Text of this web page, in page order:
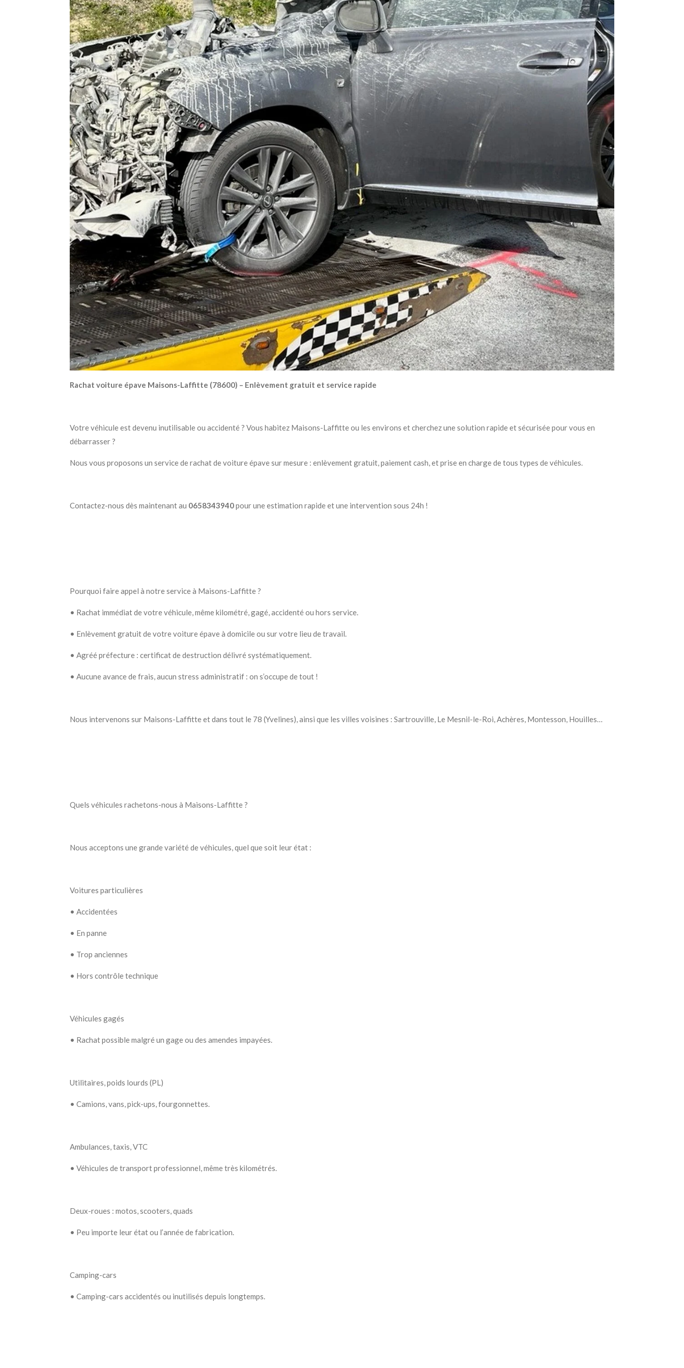
Rachat voiture épave Maisons-Laffitte (78600) – Enlèvement gratuit et service rapide
Votre véhicule est devenu inutilisable ou accidenté ? Vous habitez Maisons-Laffitte ou les environs et cherchez une solution rapide et sécurisée pour vous en
débarrasser ?
Nous vous proposons un service de rachat de voiture épave sur mesure : enlèvement gratuit, paiement cash, et prise en charge de tous types de véhicules.
Contactez-nous dès maintenant au 0658343940pour une estimation rapide et une intervention sous 24h !
Pourquoi faire appel à notre service à Maisons-Laffitte ?
• Rachat immédiat de votre véhicule, même kilométré, gagé, accidenté ou hors service.
• Enlèvement gratuit de votre voiture épave à domicile ou sur votre lieu de travail.
• Agréé préfecture : certificat de destruction délivré systématiquement.
• Aucune avance de frais, aucun stress administratif : on s’occupe de tout !
Nous intervenons sur Maisons-Laffitte et dans tout le 78 (Yvelines), ainsi que les villes voisines : Sartrouville, Le Mesnil-le-Roi, Achères, Montesson, Houilles…
Quels véhicules rachetons-nous à Maisons-Laffitte ?
Nous acceptons une grande variété de véhicules, quel que soit leur état :
Voitures particulières
• Accidentées
• En panne
• Trop anciennes
• Hors contrôle technique
Véhicules gagés
• Rachat possible malgré un gage ou des amendes impayées.
Utilitaires, poids lourds (PL)
• Camions, vans, pick-ups, fourgonnettes.
Ambulances, taxis, VTC
• Véhicules de transport professionnel, même très kilométrés.
Deux-roues : motos, scooters, quads
• Peu importe leur état ou l’année de fabrication.
Camping-cars
• Camping-cars accidentés ou inutilisés depuis longtemps.